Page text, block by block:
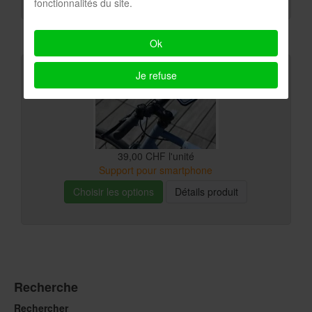
39,00 CHF l'unité
Support pour smartphone
Choisir les options
Détails produit
Recherche
Rechercher
Ok
Je refuse